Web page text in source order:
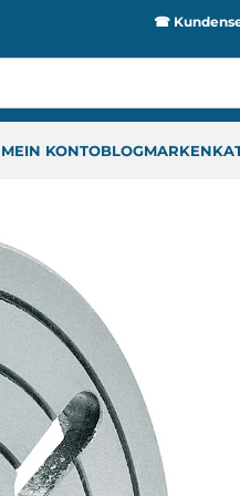
☎
MEIN KONTOBLOGMARKEN